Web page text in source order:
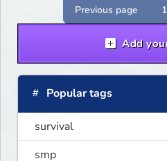
Previous page 1
Add
Popular tags
survival
smp